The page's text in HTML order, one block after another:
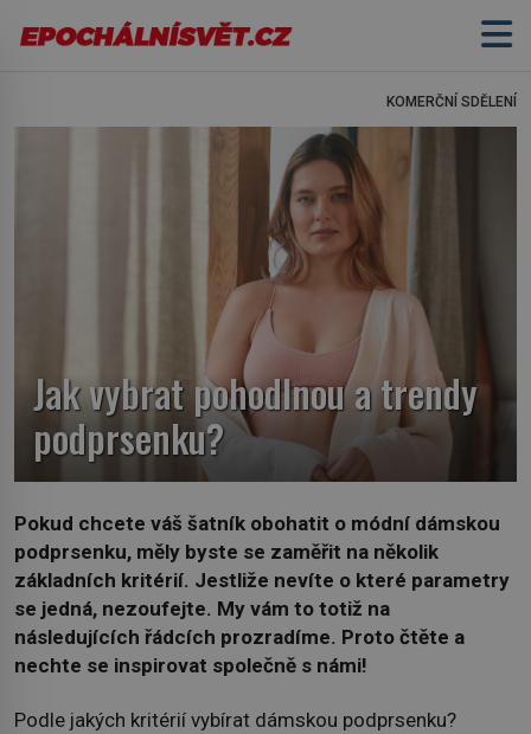
KOMERČNÍ SDĚLENÍ
Jak vybrat pohodlnou a trendy
podprsenku?
Pokud chcete váš šatník obohatit o módní dámskou
podprsenku, měly byste se zaměřit na několik
základních kritérií. Jestliže nevíte o které parametry
se jedná, nezoufejte. My vám to totiž na
následujících řádcích prozradíme. Proto čtěte a
nechte se inspirovat společně s námi!
Podle jakých kritérií vybírat dámskou podprsenku?